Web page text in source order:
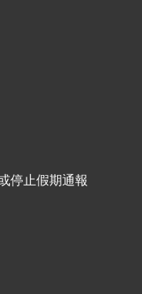
停止假期通報